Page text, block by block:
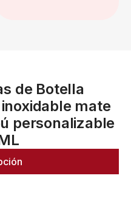
de Botella
mate
personalizable